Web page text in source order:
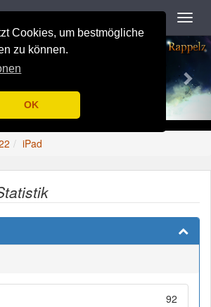
Cookies, um bestmögliche
zu können.
OK
iPad
92